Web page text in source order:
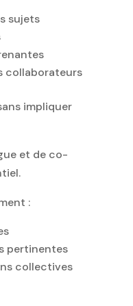
sujets
collaborateurs
impliquer
et de co-
:
pertinentes
collectives